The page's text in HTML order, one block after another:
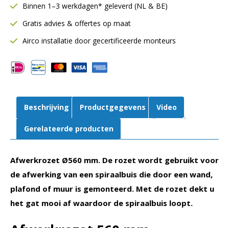
spiraalbuis
aantal
Binnen 1–3 werkdagen* geleverd (NL & BE)
Gratis advies & offertes op maat
Airco installatie door gecertificeerde monteurs
Beschrijving Productgegevens Video
Gerelateerde producten
Afwerkrozet Ø560 mm. De rozet wordt gebruikt voor
de afwerking van een spiraalbuis die door een wand,
plafond of muur is gemonteerd. Met de rozet dekt u
het gat mooi af waardoor de spiraalbuis loopt.